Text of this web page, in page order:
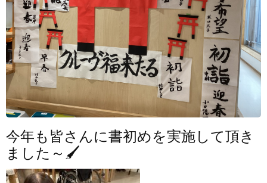
今年も皆さんに書初めを実施して頂き
ました～🖌